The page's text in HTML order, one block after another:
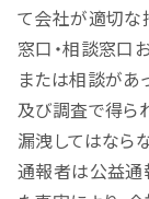
て会社が適切な
窓口・相談窓口
または相談があ
及び調査で得ら
漏洩してはなら
通報者は公益通